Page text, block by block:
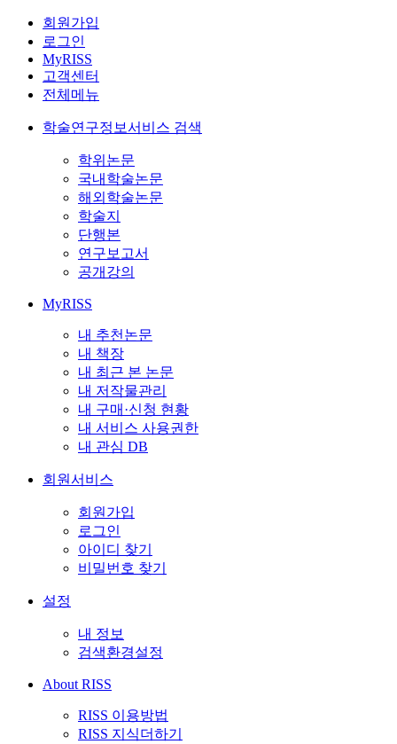
회원가입
로그인
MyRISS
고객센터
전체메뉴
학술연구정보서비스 검색
학위논문
국내학술논문
해외학술논문
학술지
단행본
연구보고서
공개강의
MyRISS
내 추천논문
내 책장
내 최근 본 논문
내 저작물관리
내 구매·신청 현황
내 서비스 사용권한
내 관심 DB
회원서비스
회원가입
로그인
아이디 찾기
비밀번호 찾기
설정
내 정보
검색환경설정
About RISS
RISS 이용방법
RISS 지식더하기